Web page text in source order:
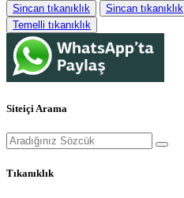
Sincan tıkanıklık Sincan tıkanıklık
Temelli tıkanıklık
Siteiçi Arama
Tıkanıklık